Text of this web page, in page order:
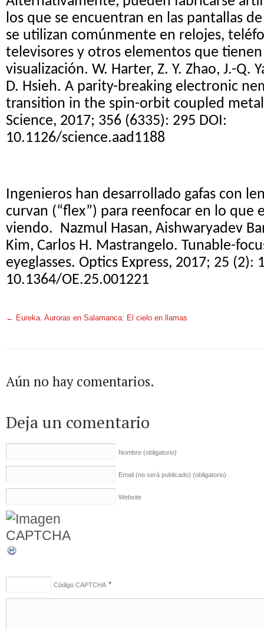
los que se encuentran en las pantallas
se utilizan comúnmente en relojes,
televisores y otros elementos que
visualización. W. Harter, Z. Y. Zhao, J.-Q.
D. Hsieh. A parity-breaking electronic
transition in the spin-orbit coupled metal
Science, 2017; 356 (6335): 295 DOI:
10.1126/science.aad1188
Ingenieros han desarrollado gafas con
curvan (“flex”) para reenfocar en lo que
viendo. Nazmul Hasan, Aishwaryadev
Kim, Carlos H. Mastrangelo. Tunable-
eyeglasses. Optics Express, 2017; 25 (2):
10.1364/OE.25.001221
← Eureka. Auroras en Salamanca: El cielo en llamas
Aún no hay comentarios.
Deja un comentario
Nombre (obligatorio)
Email (no será publicado) (obligatorio)
Website
Código CAPTCHA *